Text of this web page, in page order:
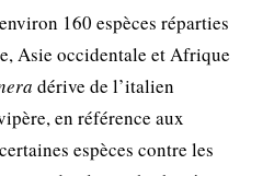
160 espèces réparties
Asie occidentale et Afrique
dérive de l’italien
en référence aux
espèces contre les